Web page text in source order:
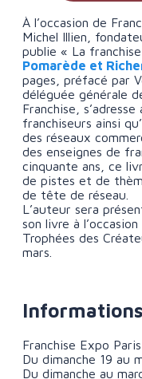
À l’occasion de
Michel Illien,
publie « La
Pomarède et
pages, préfacé par
déléguée générale
Franchise,
franchiseurs ainsi
des réseaux
des enseignes de
cinquante ans, ce
de pistes et de
de tête de réseau.
L’auteur sera
son livre à
Trophées des
mars.
Franchise Expo Paris
Du dimanche 19 au
Du dimanche au